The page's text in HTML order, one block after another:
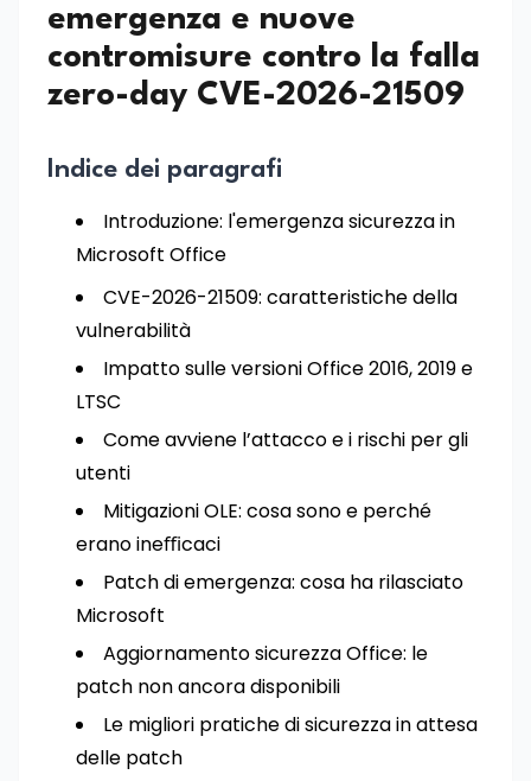
emergenza e nuove
contromisure contro la falla
zero-day CVE-2026-21509
Indice dei paragrafi
Introduzione: l'emergenza sicurezza in
Microsoft Office
CVE-2026-21509: caratteristiche della
vulnerabilità
Impatto sulle versioni Office 2016, 2019 e
LTSC
Come avviene l’attacco e i rischi per gli
utenti
Mitigazioni OLE: cosa sono e perché
erano ineﬃcaci
Patch di emergenza: cosa ha rilasciato
Microsoft
Aggiornamento sicurezza Office: le
patch non ancora disponibili
Le migliori pratiche di sicurezza in attesa
delle patch